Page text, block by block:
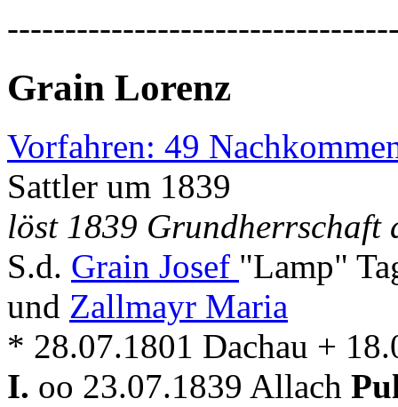
Grain Lorenz
Vorfahren: 49
Sattler um 1839
löst 1839 Grundherrschaft
S.d. Grain Josef "Lamp"
und Zallmayr Maria
* 28.07.1801 Dachau +
I. oo 23.07.1839 Allach